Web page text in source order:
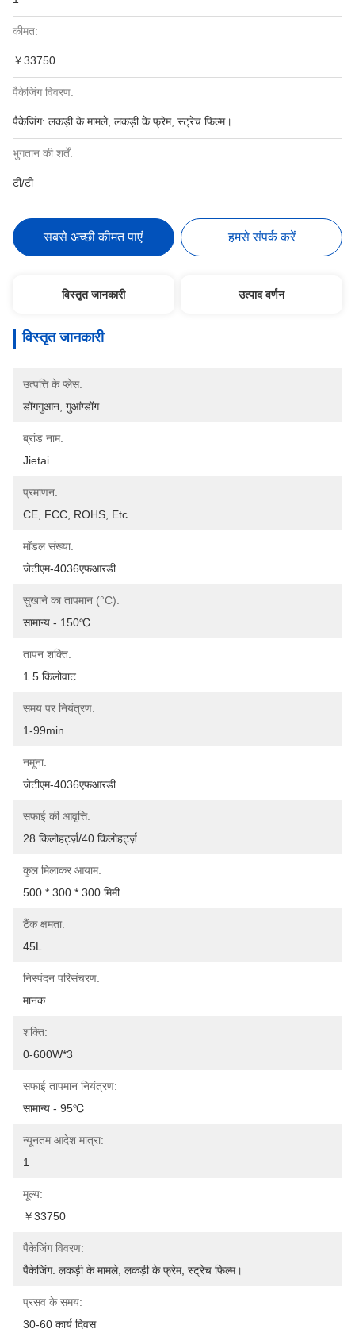
कीमत:
￥33750
पैकेजिंग विवरण:
पैकेजिंग: लकड़ी के मामले, लकड़ी के फ्रेम, स्ट्रेच फिल्म।
भुगतान की शर्तें:
टी/टी
सबसे अच्छी कीमत पाएं हमसे संपर्क करें
विस्तृत जानकारी उत्पाद वर्णन
विस्तृत जानकारी
उत्पत्ति के प्लेस:
डोंगगुआन, गुआंग्डोंग
ब्रांड नाम:
Jietai
प्रमाणन:
CE, FCC, ROHS, Etc.
मॉडल संख्या:
जेटीएम-4036एफआरडी
सुखाने का तापमान (°C):
सामान्य - 150℃
तापन शक्ति:
1.5 किलोवाट
समय पर नियंत्रण:
1-99min
नमूना:
जेटीएम-4036एफआरडी
सफाई की आवृत्ति:
28 किलोहर्ट्ज़/40 किलोहर्ट्ज़
कुल मिलाकर आयाम:
500 * 300 * 300 मिमी
टैंक क्षमता:
45L
निस्पंदन परिसंचरण:
मानक
शक्ति:
0-600W*3
सफाई तापमान नियंत्रण:
सामान्य - 95℃
न्यूनतम आदेश मात्रा:
1
मूल्य:
￥33750
पैकेजिंग विवरण:
पैकेजिंग: लकड़ी के मामले, लकड़ी के फ्रेम, स्ट्रेच फिल्म।
प्रसव के समय:
30-60 कार्य दिवस